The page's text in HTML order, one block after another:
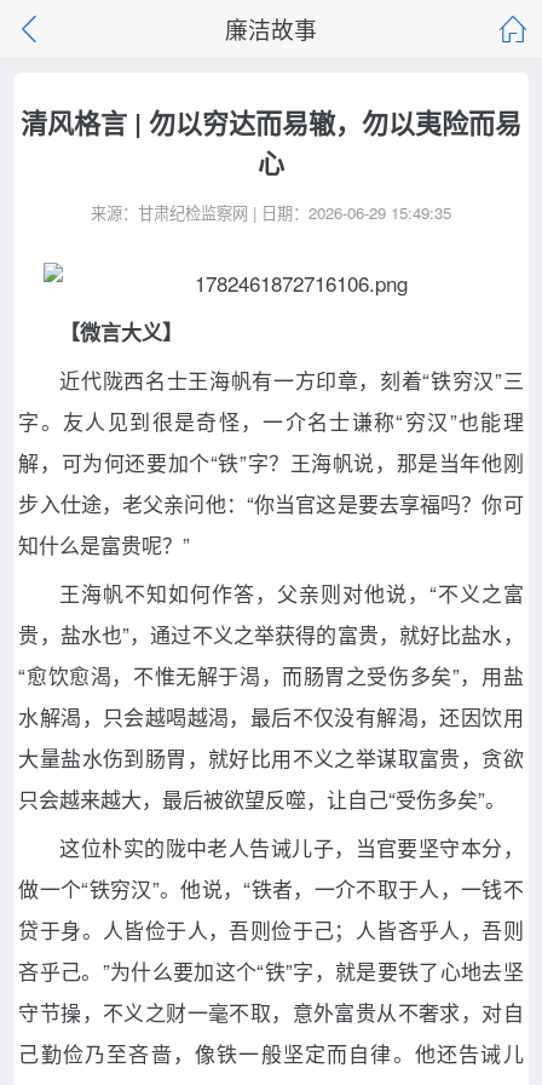
廉洁故事
清风格言 | 勿以穷达而易辙，勿以夷险而易
心
来源：甘肃纪检监察网 | 日期：2026-06-29 15:49:35
【微言大义】
近代陇西名士王海帆有一方印章，刻着“铁穷汉”三
字。友人见到很是奇怪，一介名士谦称“穷汉”也能理
解，可为何还要加个“铁”字？王海帆说，那是当年他刚
步入仕途，老父亲问他：“你当官这是要去享福吗？你可
知什么是富贵呢？”
王海帆不知如何作答，父亲则对他说，“不义之富
贵，盐水也”，通过不义之举获得的富贵，就好比盐水，
“愈饮愈渴，不惟无解于渴，而肠胃之受伤多矣”，用盐
水解渴，只会越喝越渴，最后不仅没有解渴，还因饮用
大量盐水伤到肠胃，就好比用不义之举谋取富贵，贪欲
只会越来越大，最后被欲望反噬，让自己“受伤多矣”。
这位朴实的陇中老人告诫儿子，当官要坚守本分，
做一个“铁穷汉”。他说，“铁者，一介不取于人，一钱不
贷于身。人皆俭于人，吾则俭于己；人皆吝乎人，吾则
吝乎己。”为什么要加这个“铁”字，就是要铁了心地去坚
守节操，不义之财一毫不取，意外富贵从不奢求，对自
己勤俭乃至吝啬，像铁一般坚定而自律。他还告诫儿